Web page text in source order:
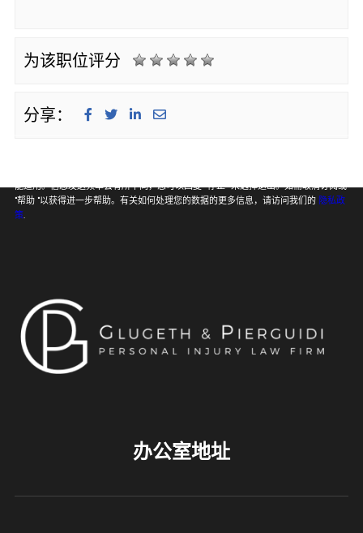
为该职位评分
分享：
能适用。信息发送频率会有所不同，您可以回复 “停止 ”来选择退出。如需取消订阅或
"帮助 "以获得进一步帮助。有关如何处理您的数据的更多信息，请访问我们的 隐私政
策.
办公室地址